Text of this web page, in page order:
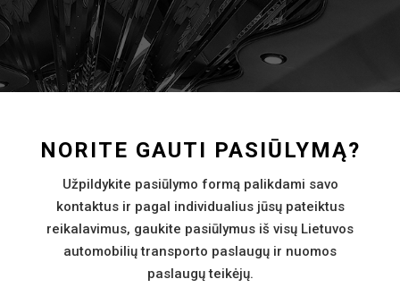
NORITE GAUTI PASIŪLYMĄ?
Užpildykite pasiūlymo formą palikdami savo
kontaktus ir pagal individualius jūsų pateiktus
reikalavimus, gaukite pasiūlymus iš visų Lietuvos
automobilių transporto paslaugų ir nuomos
paslaugų teikėjų.